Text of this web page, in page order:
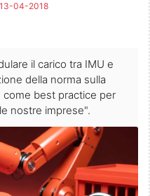
13-04-2018
il carico tra IMU e
della norma sulla
come best practice per
nostre imprese".